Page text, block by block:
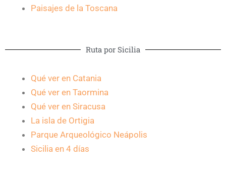
Paisajes de la Toscana
Ruta por Sicilia
Qué ver en Catania
Qué ver en Taormina
Qué ver en Siracusa
La isla de Ortigia
Parque Arqueológico Neápolis
Sicilia en 4 días